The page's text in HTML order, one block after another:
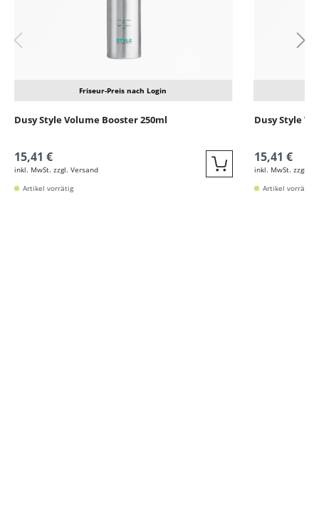
Friseur-Preis nach Login
Dusy Style Volume Booster 250ml
15,41 €
inkl. MwSt. zzgl. Versand Quickbuy
Artikel vorrätig
Dusy Style
15,41 €
inkl. MwSt. zzgl.
Artikel vorrätig